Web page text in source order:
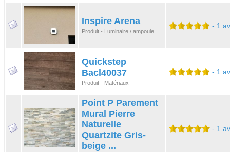
Inspire Arena
Produit - Luminaire / ampoule
- 1
Quickstep
Bacl40037
Produit - Matériaux
- 1
Point P Parement
Mural Pierre
Naturelle
Quartzite Gris-
beige ...
- 1